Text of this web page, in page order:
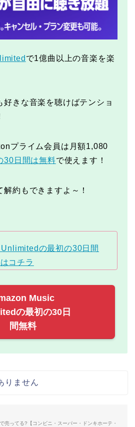
で1億曲以上の音楽を楽
好きな音楽を聴けばテンショ
プライム会員は月額1,080
30日間は無料で使えます！
解約もできますよ～！
の最初の30日間
コチラ
Music
の最初の30日
間無料
りません
売ってる?【コンビニ・スーパー・ドンキホーテ・